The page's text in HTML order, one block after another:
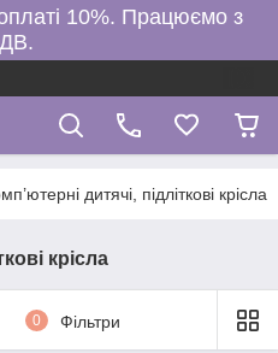
10%. Працюємо з
дитячі, підліткові крісла
крісла
0 Фільтри